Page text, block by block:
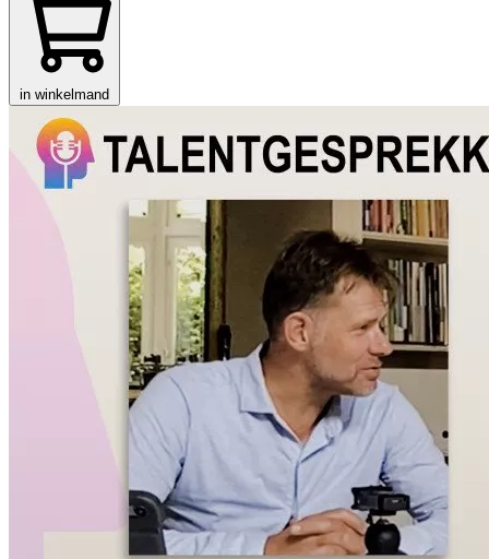
in winkelmand